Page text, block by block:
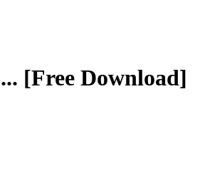
[Free Download]